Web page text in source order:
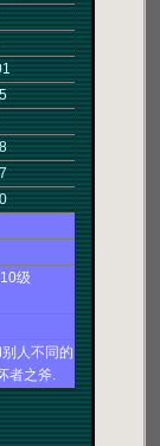
级
人不同的
者之斧.